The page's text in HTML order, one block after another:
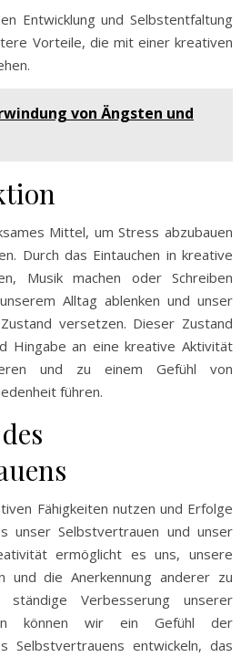
Entwicklung und Selbstentfaltung
Vorteile, die mit einer kreativen
von Ängsten und
Mittel, um Stress abzubauen
Durch das Eintauchen in kreative
Musik machen oder Schreiben
Alltag ablenken und unser
versetzen. Dieser Zustand
Hingabe an eine kreative Aktivität
und zu einem Gefühl von
führen.
Fähigkeiten nutzen und Erfolge
unser Selbstvertrauen und unser
ermöglicht es uns, unsere
und die Anerkennung anderer zu
Verbesserung unserer
können wir ein Gefühl der
Selbstvertrauens entwickeln, das